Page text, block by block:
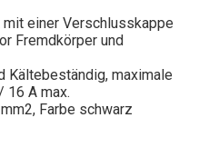
einer Verschlusskappe
Fremdkörper und
Kältebeständig, maximale
16 A max.
Farbe schwarz